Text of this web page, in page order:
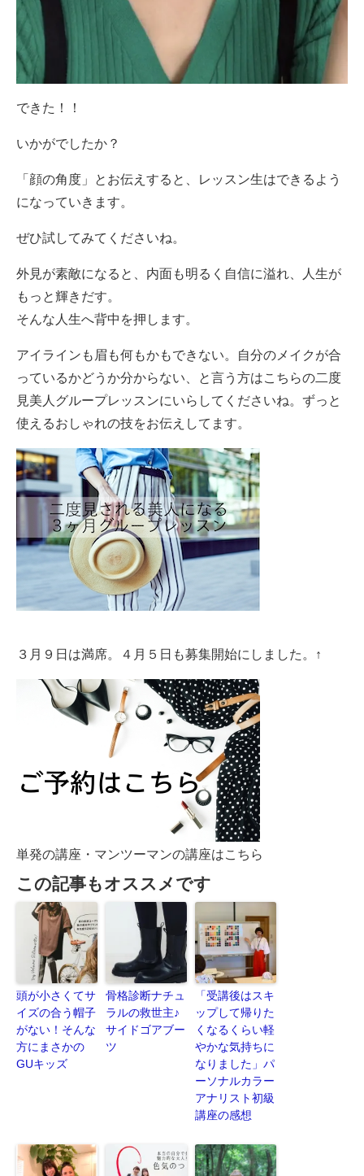
できた！！
いかがでしたか？
「顔の角度」とお伝えすると、レッスン生はできるよう
になっていきます。
ぜひ試してみてくださいね。
外見が素敵になると、内面も明るく自信に溢れ、人生が
もっと輝きだす。
そんな人生へ背中を押します。
アイラインも眉も何もかもできない。自分のメイクが合
っているかどうか分からない、と言う方はこちらの二度
見美人グループレッスンにいらしてくださいね。ずっと
使えるおしゃれの技をお伝えしてます。
３月９日は満席。４月５日も募集開始にしました。↑
単発の講座・マンツーマンの講座はこちら
この記事もオススメです
頭が小さくてサ
イズの合う帽子
がない！そんな
方にまさかの
GUキッズ
骨格診断ナチュ
ラルの救世主♪
サイドゴアブー
ツ
「受講後はスキ
ップして帰りた
くなるくらい軽
やかな気持ちに
なりました」パ
ーソナルカラー
アナリスト初級
講座の感想